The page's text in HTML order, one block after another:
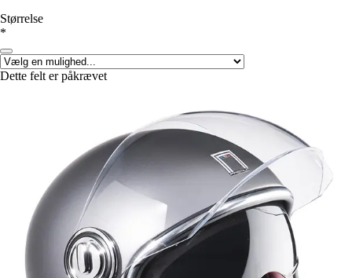
Størrelse
*
Dette felt er påkrævet